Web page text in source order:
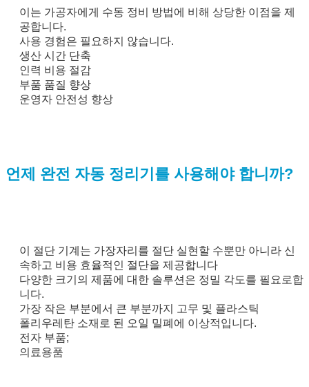
메시지를 남겨주세요
곧 다시 연락 드리겠습니다!
제출
이는 가공자에게 수동 정비 방법에 비해 상당한 이점을 제
공합니다.
사용 경험은 필요하지 않습니다.
생산 시간 단축
인력 비용 절감
부품 품질 향상
운영자 안전성 향상
언제 완전 자동 정리기를 사용해야 합니까?
이 절단 기계는 가장자리를 절단 실현할 수뿐만 아니라 신
속하고 비용 효율적인 절단을 제공합니다
다양한 크기의 제품에 대한 솔루션은 정밀 각도를 필요로합
니다.
가장 작은 부분에서 큰 부분까지 고무 및 플라스틱
폴리우레탄 소재로 된 오일 밀폐에 이상적입니다.
전자 부품;
의료용품